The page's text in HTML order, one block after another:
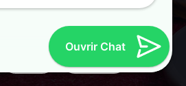
En continuant à parcourir ce site, vous
leur utilisation.
Ouvrir Chat